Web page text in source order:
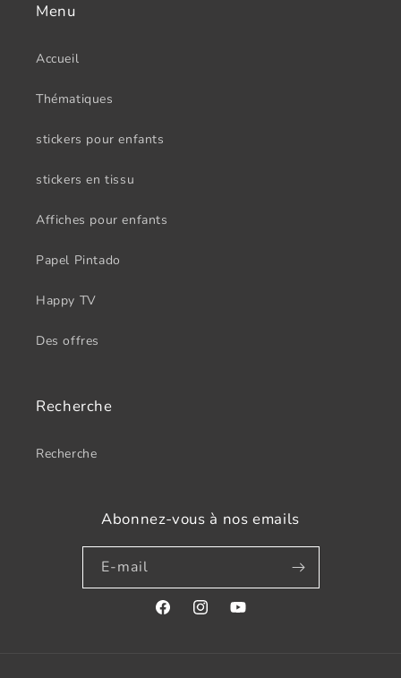
Menu
Accueil
Thématiques
stickers pour enfants
stickers en tissu
Affiches pour enfants
Papel Pintado
Happy TV
Des offres
Recherche
Recherche
Abonnez-vous à nos emails
E-mail
FacebookInstagramYouTube